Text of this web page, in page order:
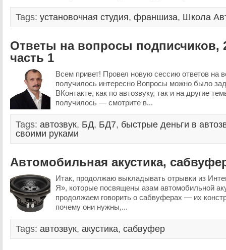
Tags: установочная студия, франшиза, Школа
Ответы на вопросы подписчиков,
часть 1
Всем привет! Провел новую сессию ответов на
получилось интересно Вопросы можно было
ВКонтакте, как по автозвуку, так и на другие
получилось — смотрите в...
Tags: автозвук, БД, БД7, быстрые деньги в
своими руками
Автомобильная акустика,
Итак, продолжаю выкладывать отрывки из
Я», которые посвящены азам автомобильной
продолжаем говорить о сабвуферах — их
почему они нужны,...
Tags: автозвук, акустика, сабвуфер